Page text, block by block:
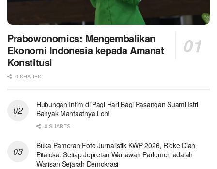
Prabowonomics: Mengembalikan
Ekonomi Indonesia kepada Amanat
Konstitusi
0 SHARES
Hubungan Intim di Pagi Hari Bagi Pasangan Suami Istri
Banyak Manfaatnya Loh!
0 SHARES
Buka Pameran Foto Jurnalistik KWP 2026, Rieke Diah
Pitaloka: Setiap Jepretan Wartawan Parlemen adalah
Warisan Sejarah Demokrasi